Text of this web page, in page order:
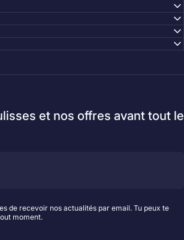
et nos offres avant tout le
de recevoir nos actualités par email. Tu peux te
moment.